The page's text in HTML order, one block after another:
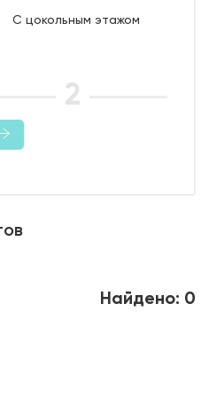
С цокольным этажом
2
Найдено: 0